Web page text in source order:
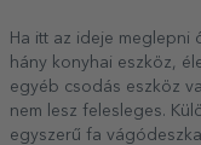
Ha itt az ideje meglepni
hány konyhai eszköz,
egyéb csodás eszköz
nem lesz felesleges.
egyszerű fa